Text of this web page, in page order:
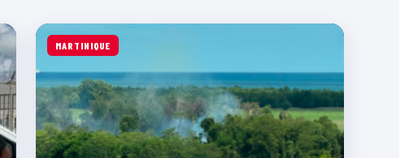
MARTINIQUE